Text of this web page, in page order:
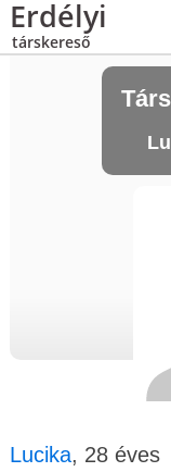
Erdélyi
társkereső
Lucika, 28 éves